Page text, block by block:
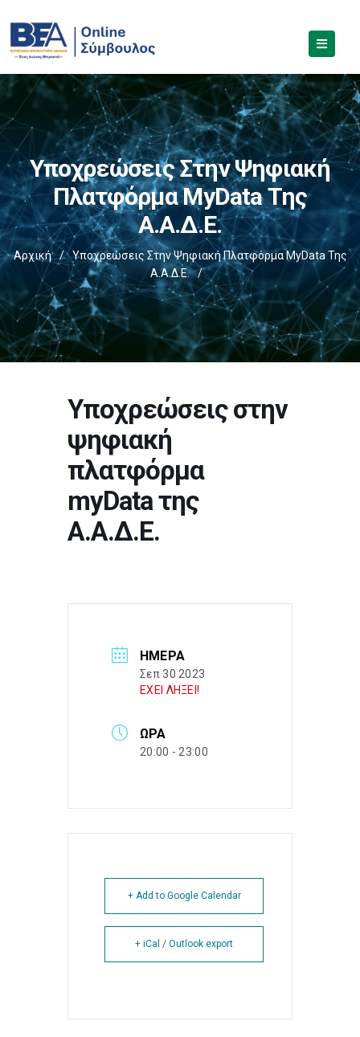
Υποχρεώσεις Στην Ψηφιακή
Πλατφόρμα MyData Της
Α.Α.Δ.Ε.
Αρχική /
Υποχρεώσεις Στην Ψηφιακή Πλατφόρμα MyData Της
Α.Α.Δ.Ε.
/
Υποχρεώσεις στην
ψηφιακή
πλατφόρμα
myData της
Α.Α.Δ.Ε.
ΗΜΈΡΑ
Σεπ 30 2023
ΕΧΕΙ ΛΗΞΕΙ!
ΏΡΑ
20:00 - 23:00
+ Add to Google Calendar
+ iCal / Outlook export